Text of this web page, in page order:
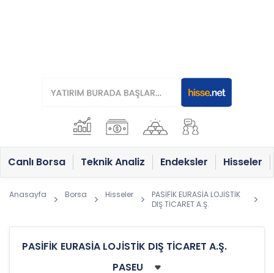
Canlı Borsa Teknik Analiz Endeksler Hisseler
Anasayfa Borsa Hisseler
PASİFİK EURASİA LOJİSTİK
DIŞ TİCARET A.Ş.
PASİFİK EURASİA LOJİSTİK DIŞ TİCARET A.Ş.